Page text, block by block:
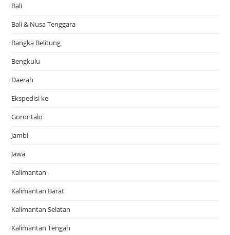
Bali
Bali & Nusa Tenggara
Bangka Belitung
Bengkulu
Daerah
Ekspedisi ke
Gorontalo
Jambi
Jawa
Kalimantan
Kalimantan Barat
Kalimantan Selatan
Kalimantan Tengah